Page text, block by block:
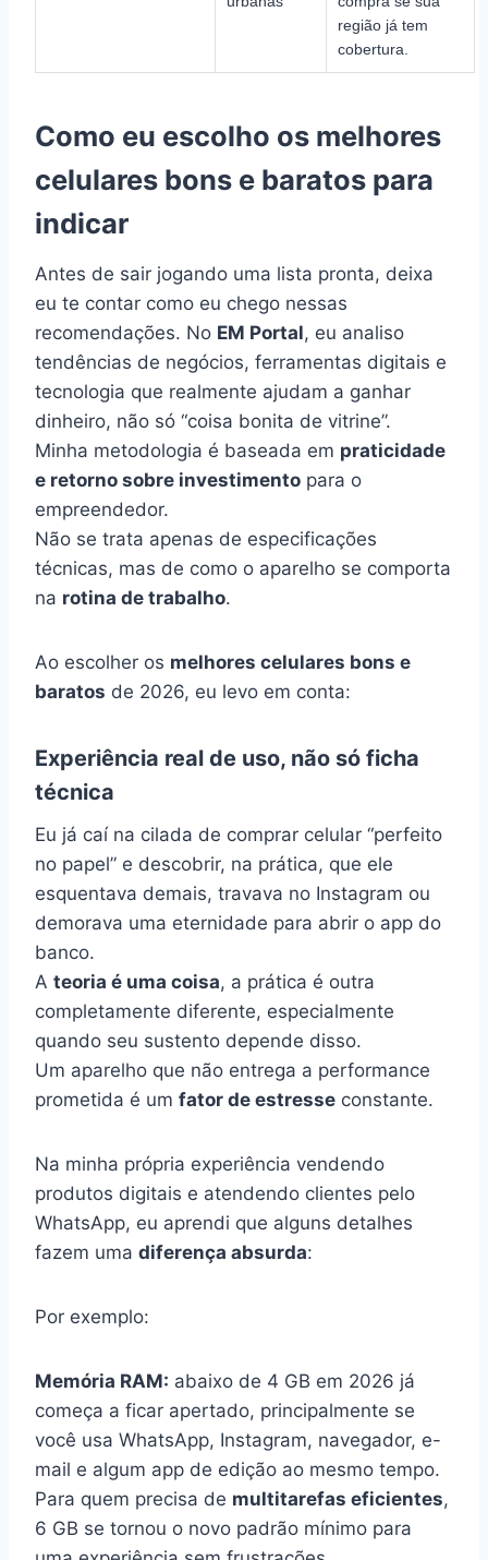
região já tem
cobertura.
Como eu escolho os melhores
celulares bons e baratos para
indicar
Antes de sair jogando uma lista pronta, deixa
eu te contar como eu chego nessas
recomendações. No EM Portal, eu analiso
tendências de negócios, ferramentas digitais e
tecnologia que realmente ajudam a ganhar
dinheiro, não só “coisa bonita de vitrine”.
Minha metodologia é baseada em praticidade
e retorno sobre investimento para o
empreendedor.
Não se trata apenas de especificações
técnicas, mas de como o aparelho se comporta
na rotina de trabalho.
Ao escolher os melhores celulares bons e
baratos de 2026, eu levo em conta:
Experiência real de uso, não só ficha
técnica
Eu já caí na cilada de comprar celular “perfeito
no papel” e descobrir, na prática, que ele
esquentava demais, travava no Instagram ou
demorava uma eternidade para abrir o app do
banco.
A teoria é uma coisa, a prática é outra
completamente diferente, especialmente
quando seu sustento depende disso.
Um aparelho que não entrega a performance
prometida é um fator de estresse constante.
Na minha própria experiência vendendo
produtos digitais e atendendo clientes pelo
WhatsApp, eu aprendi que alguns detalhes
fazem uma diferença absurda:
Por exemplo:
Memória RAM: abaixo de 4 GB em 2026 já
começa a ficar apertado, principalmente se
você usa WhatsApp, Instagram, navegador, e-
mail e algum app de edição ao mesmo tempo.
Para quem precisa de multitarefas eficientes,
6 GB se tornou o novo padrão mínimo para